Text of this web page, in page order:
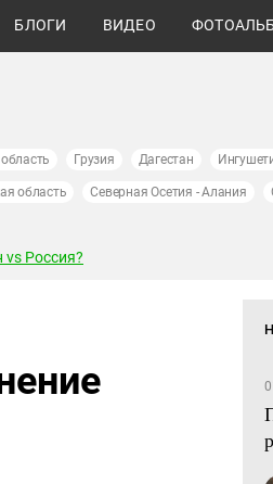
БЛОГИ ВИДЕО
Грузия Дагестан
область Северная Осетия - Алания
Россия?